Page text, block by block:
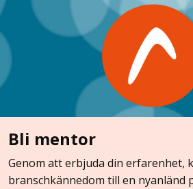
Bli mentor
Genom att erbjuda din erfarenhet,
branschkännedom till en nyanländ